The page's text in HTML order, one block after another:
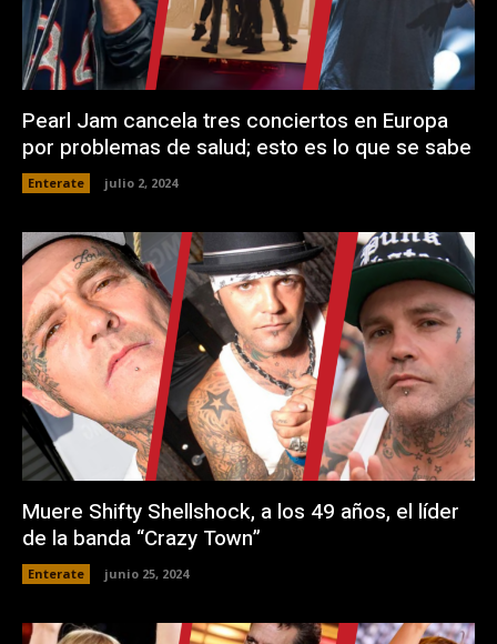
Pearl Jam cancela tres conciertos en Europa
por problemas de salud; esto es lo que se sabe
Enterate julio 2, 2024
Muere Shifty Shellshock, a los 49 años, el líder
de la banda “Crazy Town”
Enterate junio 25, 2024